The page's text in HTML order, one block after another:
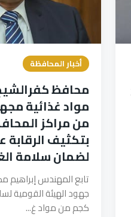
أخبار المحافظة
مواد غذائية
من مراكز
بتكثيف الرقابة
لضمان سلامة
تابع المهندس إبراهيم
كجم من مواد غ...